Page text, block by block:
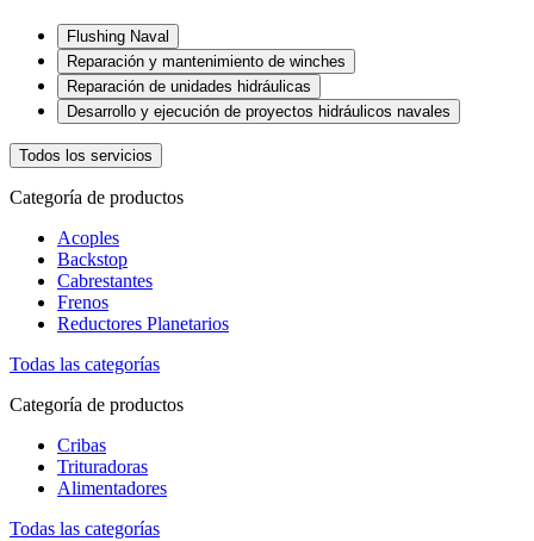
Flushing Naval
Reparación y mantenimiento de winches
Reparación de unidades hidráulicas
Desarrollo y ejecución de proyectos hidráulicos navales
Todos los servicios
Categoría de productos
Acoples
Backstop
Cabrestantes
Frenos
Reductores Planetarios
Todas las categorías
Categoría de productos
Cribas
Trituradoras
Alimentadores
Todas las categorías